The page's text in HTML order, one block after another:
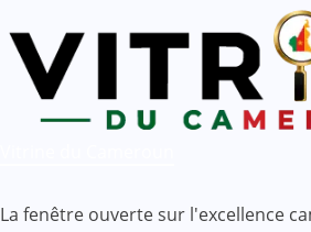
La fenêtre ouverte sur l'excellence